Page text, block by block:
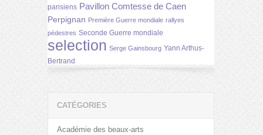
parisiens Pavillon Comtesse de Caen
Perpignan Première Guerre mondiale rallyes
pédestres Seconde Guerre mondiale
selection Serge Gainsbourg Yann Arthus-
Bertrand
CATÉGORIES
Académie des beaux-arts